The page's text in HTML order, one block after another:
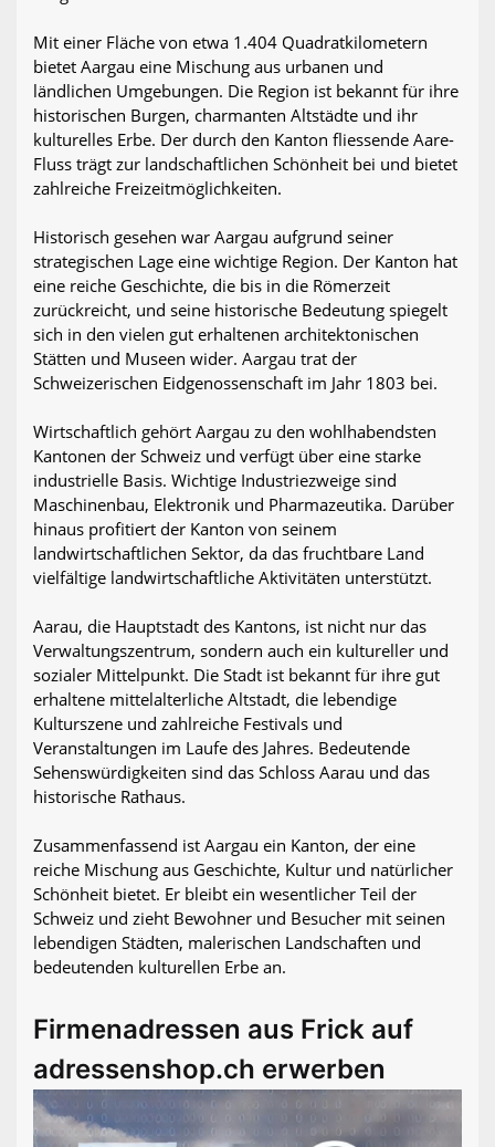
Mit einer Fläche von etwa 1.404 Quadratkilometern
bietet Aargau eine Mischung aus urbanen und
ländlichen Umgebungen. Die Region ist bekannt für ihre
historischen Burgen, charmanten Altstädte und ihr
kulturelles Erbe. Der durch den Kanton fliessende Aare-
Fluss trägt zur landschaftlichen Schönheit bei und bietet
zahlreiche Freizeitmöglichkeiten.
Historisch gesehen war Aargau aufgrund seiner
strategischen Lage eine wichtige Region. Der Kanton hat
eine reiche Geschichte, die bis in die Römerzeit
zurückreicht, und seine historische Bedeutung spiegelt
sich in den vielen gut erhaltenen architektonischen
Stätten und Museen wider. Aargau trat der
Schweizerischen Eidgenossenschaft im Jahr 1803 bei.
Wirtschaftlich gehört Aargau zu den wohlhabendsten
Kantonen der Schweiz und verfügt über eine starke
industrielle Basis. Wichtige Industriezweige sind
Maschinenbau, Elektronik und Pharmazeutika. Darüber
hinaus profitiert der Kanton von seinem
landwirtschaftlichen Sektor, da das fruchtbare Land
vielfältige landwirtschaftliche Aktivitäten unterstützt.
Aarau, die Hauptstadt des Kantons, ist nicht nur das
Verwaltungszentrum, sondern auch ein kultureller und
sozialer Mittelpunkt. Die Stadt ist bekannt für ihre gut
erhaltene mittelalterliche Altstadt, die lebendige
Kulturszene und zahlreiche Festivals und
Veranstaltungen im Laufe des Jahres. Bedeutende
Sehenswürdigkeiten sind das Schloss Aarau und das
historische Rathaus.
Zusammenfassend ist Aargau ein Kanton, der eine
reiche Mischung aus Geschichte, Kultur und natürlicher
Schönheit bietet. Er bleibt ein wesentlicher Teil der
Schweiz und zieht Bewohner und Besucher mit seinen
lebendigen Städten, malerischen Landschaften und
bedeutenden kulturellen Erbe an.
Firmenadressen aus Frick auf
adressenshop.ch erwerben